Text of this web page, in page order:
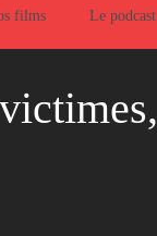
films Le podcast